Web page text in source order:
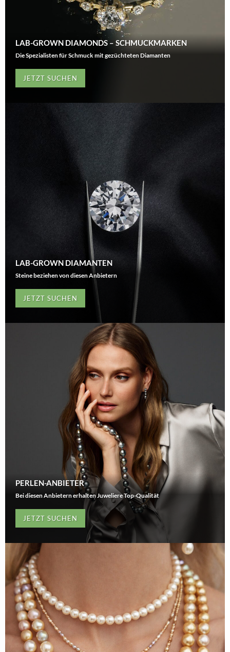
LAB-GROWN DIAMONDS – SCHMUCKMARKEN
Die Spezialisten für Schmuck mit gezüchteten Diamanten
JETZT SUCHEN
LAB-GROWN DIAMANTEN
Steine beziehen von diesen Anbietern
JETZT SUCHEN
PERLEN-ANBIETER
Bei diesen Anbietern erhalten Juweliere Top-Qualität
JETZT SUCHEN